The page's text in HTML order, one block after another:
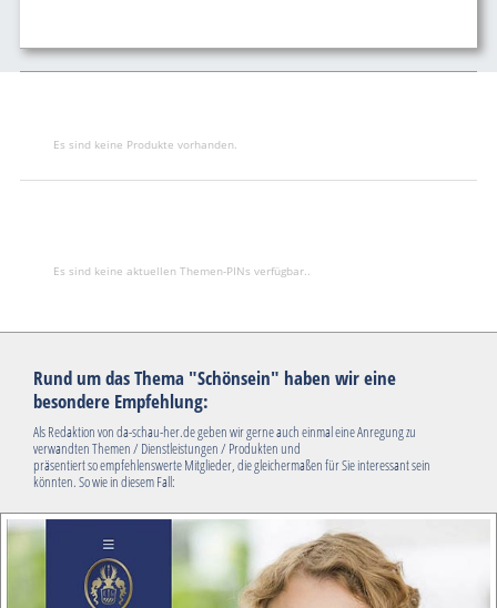
Es sind keine Produkte vorhanden.
Es sind keine aktuellen Themen-PINs verfügbar..
Rund um das Thema "Schönsein" haben wir eine
besondere Empfehlung:
Als Redaktion von da-schau-her.de geben wir gerne auch einmal eine Anregung zu
verwandten Themen / Dienstleistungen / Produkten und
präsentiert so empfehlenswerte Mitglieder, die gleichermaßen für Sie interessant sein
könnten. So wie in diesem Fall: